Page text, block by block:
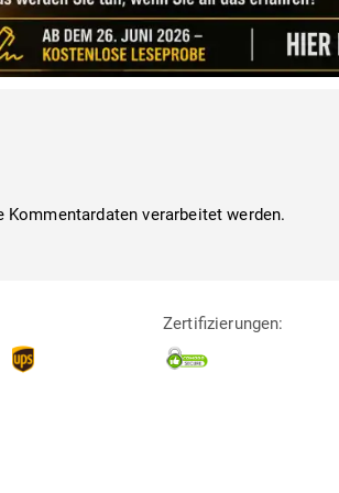
Kommentardaten verarbeitet werden.
Zertifizierungen: